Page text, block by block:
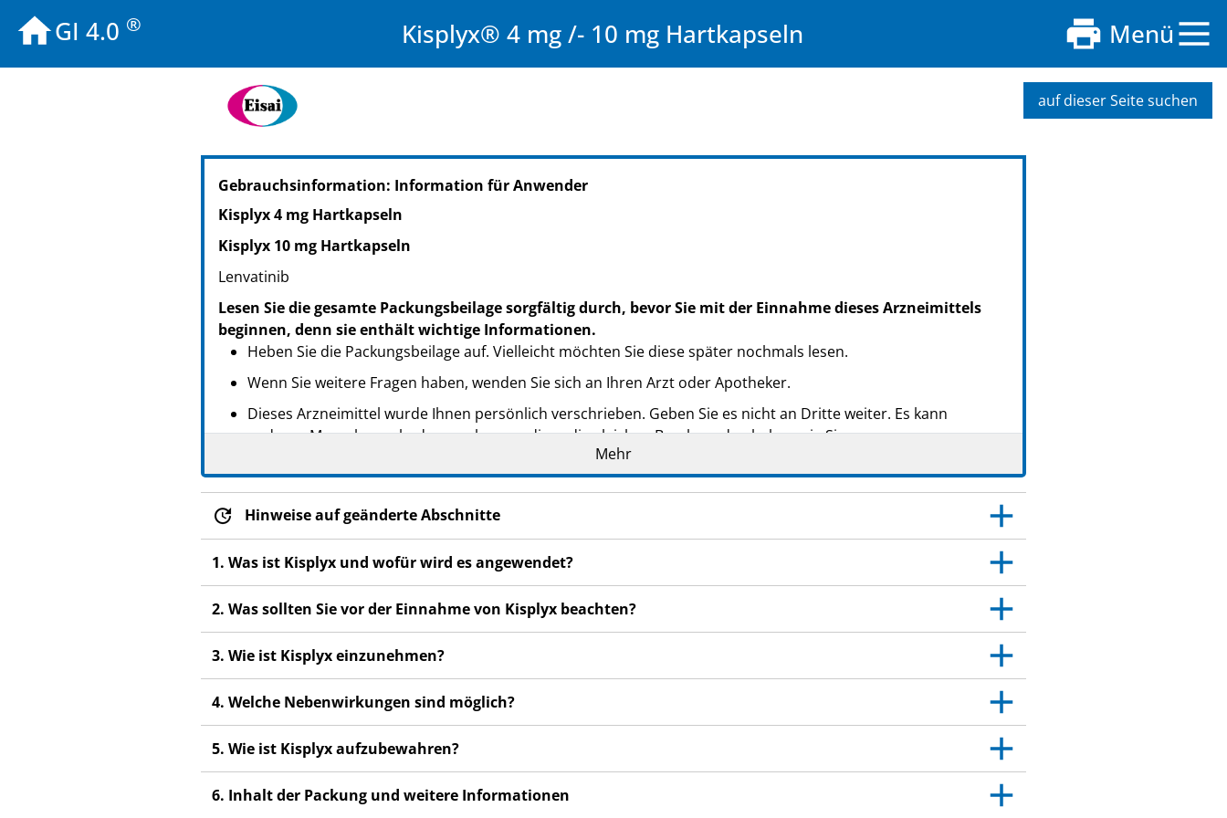
GI 4.0 ® Kisplyx® 4 mg /- 10 mg Hartkapseln Menü
auf dieser Seite suchen
PZN: 12448131
PPN: 111244813107
Gebrauchsinformation: Information für Anwender
Kisplyx 4 mg Hartkapseln
Kisplyx 10 mg Hartkapseln
Lenvatinib
Lesen Sie die gesamte Packungsbeilage sorgfältig durch, bevor Sie mit der Einnahme dieses Arzneimittels
beginnen, denn sie enthält wichtige Informationen.
Heben Sie die Packungsbeilage auf. Vielleicht möchten Sie diese später nochmals lesen.
Wenn Sie weitere Fragen haben, wenden Sie sich an Ihren Arzt oder Apotheker.
Dieses Arzneimittel wurde Ihnen persönlich verschrieben. Geben Sie es nicht an Dritte weiter. Es kann
anderen Menschen schaden, auch wenn diese die gleichen Beschwerden haben wie Sie.
Fachpersonal. Dies gilt auch für Nebenwirkungen, die nicht in dieser Packungsbeilage angegeben sind. Siehe
Abschnitt 4.
Mehr
Hinweise auf geänderte Abschnitte
1. Was ist Kisplyx und wofür wird es angewendet?
2. Was sollten Sie vor der Einnahme von Kisplyx beachten?
3. Wie ist Kisplyx einzunehmen?
4. Welche Nebenwirkungen sind möglich?
5. Wie ist Kisplyx aufzubewahren?
6. Inhalt der Packung und weitere Informationen